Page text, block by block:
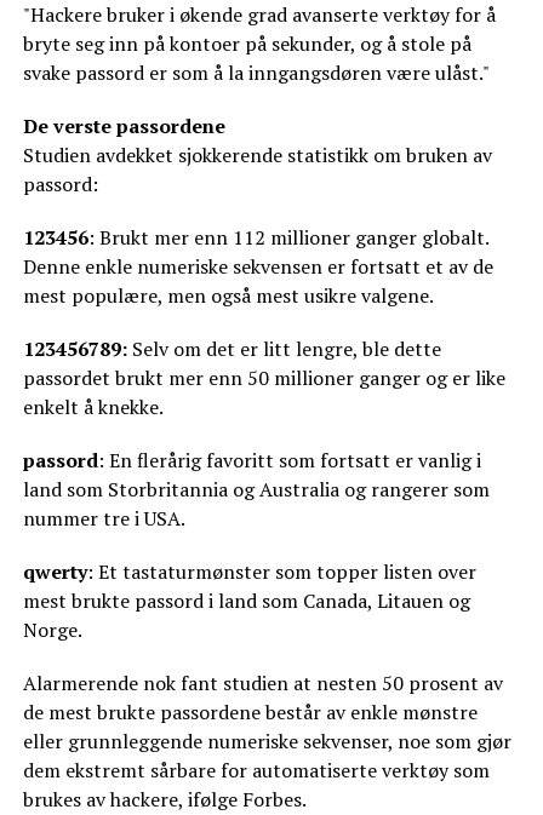
"Hackere bruker i økende grad avanserte verktøy for å
bryte seg inn på kontoer på sekunder, og å stole på
svake passord er som å la inngangsdøren være ulåst."
De verste passordene
Studien avdekket sjokkerende statistikk om bruken av
passord:
123456: Brukt mer enn 112 millioner ganger globalt.
Denne enkle numeriske sekvensen er fortsatt et av de
mest populære, men også mest usikre valgene.
123456789:Selv om det er litt lengre, ble dette
passordet brukt mer enn 50 millioner ganger og er like
enkelt å knekke.
passord: En flerårig favoritt som fortsatt er vanlig i
land som Storbritannia og Australia og rangerer som
nummer tre i USA.
qwerty: Et tastaturmønster som topper listen over
mest brukte passord i land som Canada, Litauen og
Norge.
Alarmerende nok fant studien at nesten 50 prosent av
de mest brukte passordene består av enkle mønstre
eller grunnleggende numeriske sekvenser, noe som gjør
dem ekstremt sårbare for automatiserte verktøy som
brukes av hackere, ifølge Forbes.